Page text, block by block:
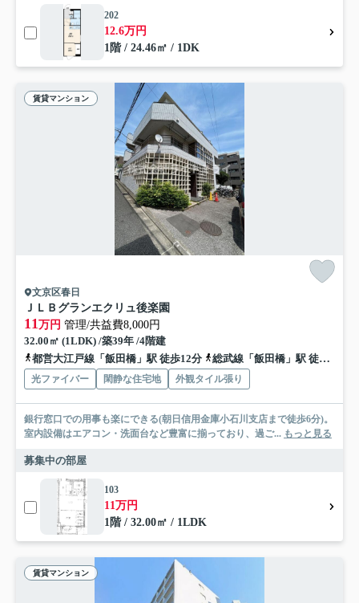
202
12.6万円
1階 / 24.46㎡ / 1DK
賃貸マンション
文京区春日
ＪＬＢグランエクリュ後楽園
11万円 管理/共益費8,000円
32.00㎡ (1LDK) /築39年 /4階建
都営大江戸線「飯田橋」駅 徒歩12分
総武線「飯田橋」駅 徒歩13分
光ファイバー 閑静な住宅地 外観タイル張り
銀行窓口での用事も楽にできる(朝日信用金庫小石川支店まで徒歩6分)。
室内設備はエアコン・洗面台など豊富に揃っており、過ご... もっと見る
募集中の部屋
103
11万円
1階 / 32.00㎡ / 1LDK
賃貸マンション